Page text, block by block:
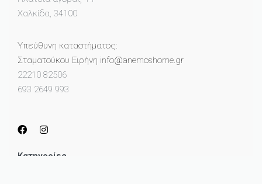
Χαλκίδα, 34100
Υπεύθυνη καταστήματος:
Σταματούκου Ειρήνη info@anemoshome.gr
22210 82506
693 2649 993
Κατηγορίες